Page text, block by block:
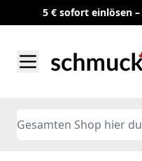
5 € sofort einlösen
Search